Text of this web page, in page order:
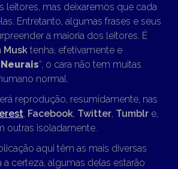
leitores, mas deixaremos que cada
Entretanto, algumas frases e seus
a maioria dos leitores. É
Musk tenha, efetivamente e
“, o cara não tem muitas
normal.
reprodução, resumidamente, nas
, Facebook, Twitter, Tumblr e,
outras isoladamente.
aqui têm as mais diversas
certeza, algumas delas estarão